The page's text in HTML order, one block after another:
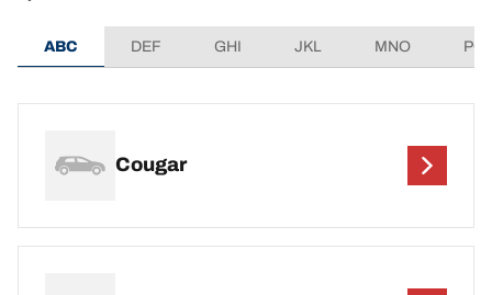
ABC DEF GHI JKL MNO
Cougar